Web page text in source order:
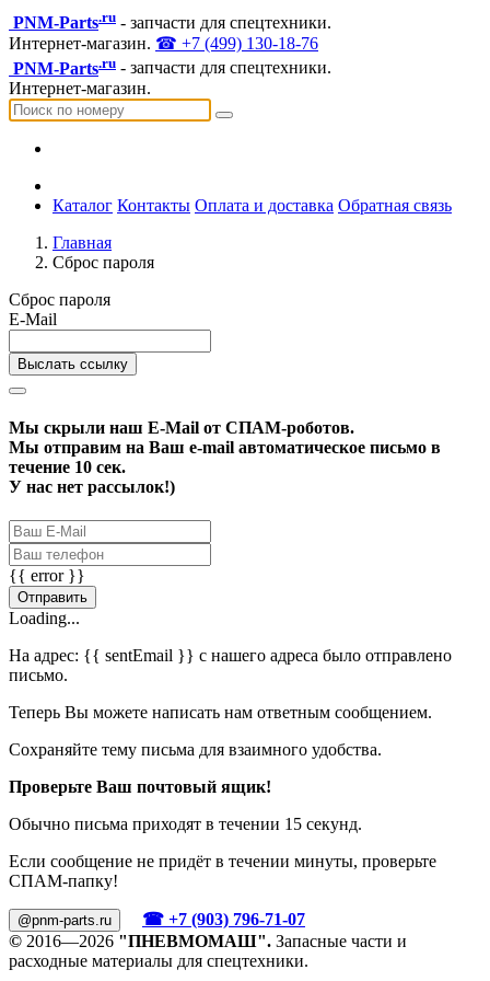
PNM-Parts.ru - запчасти для спецтехники.
Интернет-магазин. ☎ +7 (499) 130-18-76
PNM-Parts.ru - запчасти для спецтехники.
Интернет-магазин.
Каталог Контакты Оплата и доставка Обратная связь
Главная
Сброс пароля
Сброс пароля
E-Mail
Выслать ссылку
Мы скрыли наш E-Mail от СПАМ-роботов.
Мы отправим на Ваш e-mail автоматическое письмо в
течение 10 сек.
У нас нет рассылок!)
{{ error }}
Отправить
Loading...
На адрес: {{ sentEmail }} с нашего адреса было отправлено
письмо.
Теперь Вы можете написать нам ответным сообщением.
Сохраняйте тему письма для взаимного удобства.
Проверьте Ваш почтовый ящик!
Обычно письма приходят в течении 15 секунд.
Если сообщение не придёт в течении минуты, проверьте
СПАМ-папку!
@pnm-parts.ru
☎ +7 (903) 796-71-07
© 2016—2026 "ПНЕВМОМАШ". Запасные части и
расходные материалы для спецтехники.